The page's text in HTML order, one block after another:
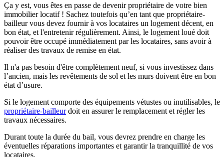
Ça y est, vous êtes en passe de devenir propriétaire de votre bien
immobilier locatif ! Sachez toutefois qu’en tant que propriétaire-
bailleur vous devez fournir à vos locataires un logement décent, en
bon état, et l'entretenir régulièrement. Ainsi, le logement loué doit
pouvoir être occupé immédiatement par les locataires, sans avoir à
réaliser des travaux de remise en état.
Il n'a pas besoin d'être complètement neuf, si vous investissez dans
l’ancien, mais les revêtements de sol et les murs doivent être en bon
état d’usure.
Si le logement comporte des équipements vétustes ou inutilisables, le
propriétaire-bailleurdoit en assurer le remplacement et régler les
travaux nécessaires.
Durant toute la durée du bail, vous devrez prendre en charge les
éventuelles réparations importantes et garantir la tranquillité de vos
locataires.